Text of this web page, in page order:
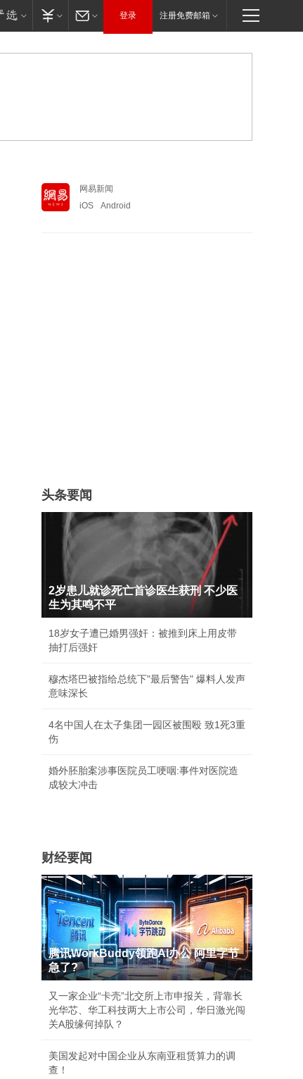
登录 注册免费邮箱
网易新闻
iOS
Android
头条要闻
2岁患儿就诊死亡首诊医生获刑 不少医
生为其鸣不平
18岁女子遭已婚男强奸：被推到床上用皮带
抽打后强奸
穆杰塔巴被指给总统下"最后警告" 爆料人发声
意味深长
4名中国人在太子集团一园区被围殴 致1死3重
伤
婚外胚胎案涉事医院员工哽咽:事件对医院造
成较大冲击
财经要闻
腾讯WorkBuddy领跑AI办公 阿里字节
急了?
又一家企业“卡壳”北交所上市申报关，背靠长
光华芯、华工科技两大上市公司，华日激光闯
关A股缘何掉队？
美国发起对中国企业从东南亚租赁算力的调
查！